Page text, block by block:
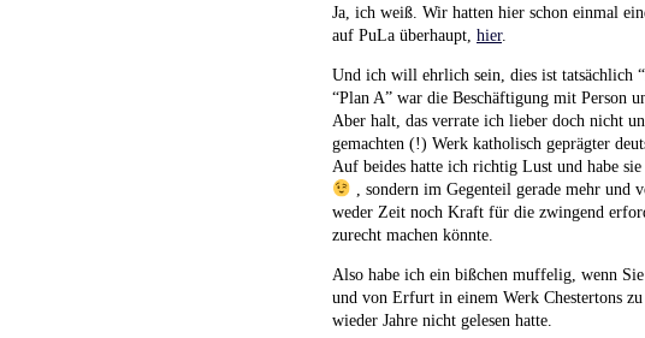
Ja, ich weiß. Wir hatten hier schon einmal
auf PuLa überhaupt, hier.
Und ich will ehrlich sein, dies ist tatsächlich
“Plan A” war die Beschäftigung mit Person
Aber halt, das verrate ich lieber doch nicht
gemachten (!) Werk katholisch geprägter
Auf beides hatte ich richtig Lust und habe
, sondern im Gegenteil gerade mehr
weder Zeit noch Kraft für die zwingend
zurecht machen könnte.
Also habe ich ein bißchen muffelig, wenn
und von Erfurt in einem Werk Chestertons
wieder Jahre nicht gelesen hatte.